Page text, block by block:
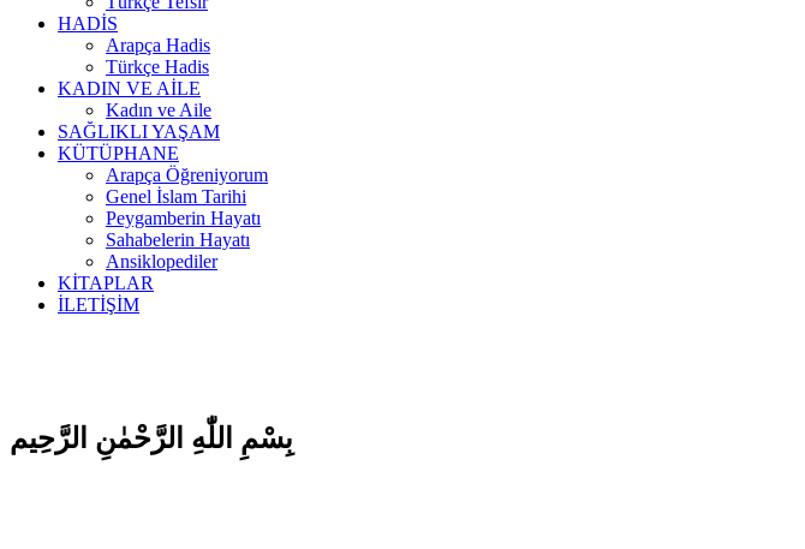
HADİS
Arapça Hadis
Türkçe Hadis
KADIN VE AİLE
Kadın ve Aile
SAĞLIKLI YAŞAM
KÜTÜPHANE
Arapça Öğreniyorum
Genel İslam Tarihi
Peygamberin Hayatı
Sahabelerin Hayatı
Ansiklopediler
KİTAPLAR
İLETİŞİM
بِسْمِ اللّٰهِ الرَّحْمٰنِ الرَّحِيم